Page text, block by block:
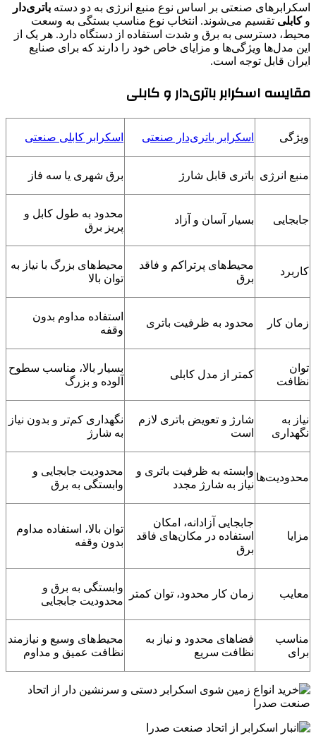
اسکرابرهای صنعتی بر اساس نوع منبع انرژی به دو دسته باتری‌دار
وکابلی تقسیم می‌شوند. انتخاب نوع مناسب بستگی به وسعت
محیط، دسترسی به برق و شدت استفاده از دستگاه دارد. هر یک از
این مدل‌ها ویژگی‌ها و مزایای خاص خود را دارند که برای صنایع
ایران قابل توجه است.
مقایسه اسکرابر باتری‌دار و کابلی
ویژگی اسکرابر باتری‌دار صنعتی اسکرابر کابلی صنعتی
منبع انرژی باتری قابل شارژ برق شهری یا سه فاز
جابجایی بسیار آسان و آزاد
محدود به طول کابل و
پریز برق
کاربرد
محیط‌های پرتراکم و فاقد
برق
محیط‌های بزرگ با نیاز به
توان بالا
زمان کار محدود به ظرفیت باتری
استفاده مداوم بدون
وقفه
توان
نظافت
کمتر از مدل کابلی
بسیار بالا، مناسب سطوح
آلوده و بزرگ
نیاز به
نگهداری
شارژ و تعویض باتری لازم
است
نگهداری کم‌تر و بدون نیاز
به شارژ
محدودیت‌ها
وابسته به ظرفیت باتری و
نیاز به شارژ مجدد
محدودیت جابجایی و
وابستگی به برق
مزایا
جابجایی آزادانه، امکان
استفاده در مکان‌های فاقد
برق
توان بالا، استفاده مداوم
بدون وقفه
معایب زمان کار محدود، توان کمتر
وابستگی به برق و
محدودیت جابجایی
مناسب
برای
فضاهای محدود و نیاز به
نظافت سریع
محیط‌های وسیع و نیازمند
نظافت عمیق و مداوم